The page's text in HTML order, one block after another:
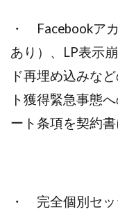
・ Facebookア
あり）、LP表示
ド再埋め込みな
ト獲得緊急事態
ート条項を契約書
・ 完全個別セッ